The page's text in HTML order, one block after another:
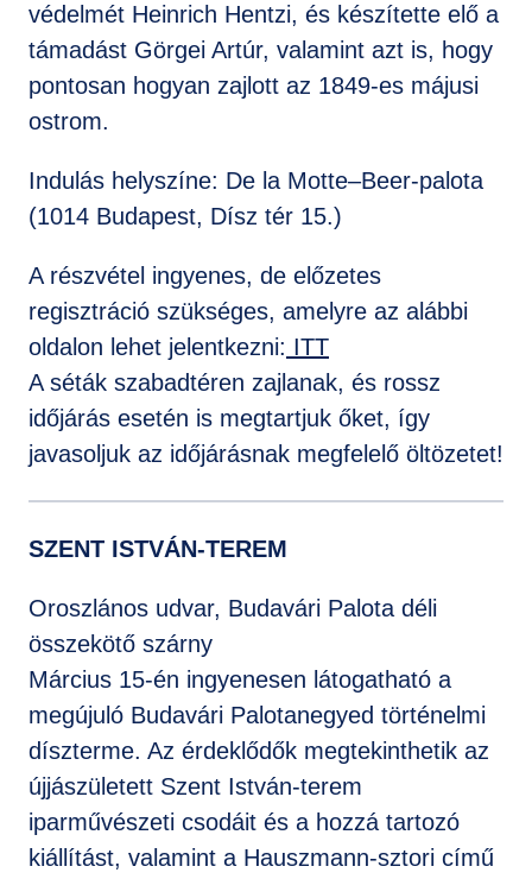
védelmét Heinrich Hentzi, és készítette elő a
támadást Görgei Artúr, valamint azt is, hogy
pontosan hogyan zajlott az 1849-es májusi
ostrom.
Indulás helyszíne: De la Motte–Beer-palota
(1014 Budapest, Dísz tér 15.)
A részvétel ingyenes, de előzetes
regisztráció szükséges, amelyre az alábbi
oldalon lehet jelentkezni: ITT
A séták szabadtéren zajlanak, és rossz
időjárás esetén is megtartjuk őket, így
javasoljuk az időjárásnak megfelelő öltözetet!
SZENT ISTVÁN-TEREM
Oroszlános udvar, Budavári Palota déli
összekötő szárny
Március 15-én ingyenesen látogatható a
megújuló Budavári Palotanegyed történelmi
díszterme. Az érdeklődők megtekinthetik az
újjászületett Szent István-terem
iparművészeti csodáit és a hozzá tartozó
kiállítást, valamint a Hauszmann-sztori című